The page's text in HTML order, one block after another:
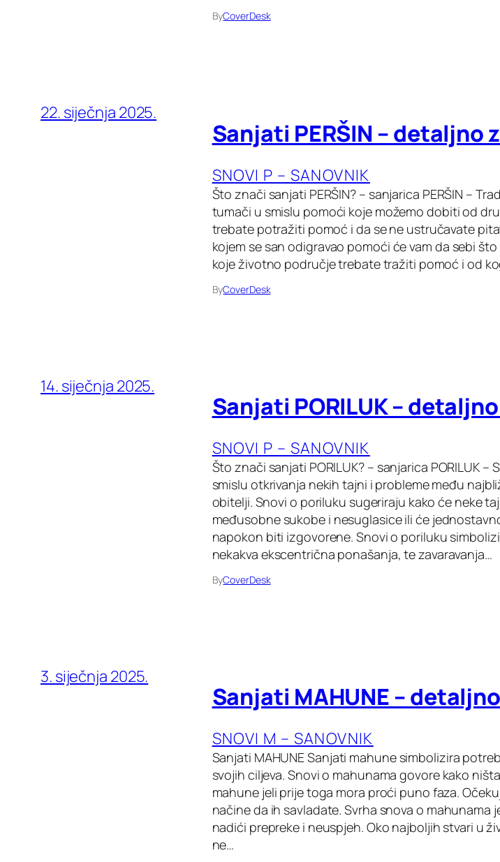
ByCoverDesk
22. siječnja 2025.
Sanjati PERŠIN – detaljno
SNOVI P – SANOVNIK
Što znači sanjati PERŠIN? – sanjarica PERŠIN –
tumači u smislu pomoći koje možemo dobiti od
trebate potražiti pomoć i da se ne ustručavate
kojem se san odigravao pomoći će vam da sebi
koje životno područje trebate tražiti pomoć i od
ByCoverDesk
14. siječnja 2025.
Sanjati PORILUK –
SNOVI P – SANOVNIK
Što znači sanjati PORILUK? – sanjarica PORILUK
smislu otkrivanja nekih tajni i probleme među
obitelji. Snovi o poriluku sugeriraju kako će neke
međusobne sukobe i nesuglasice ili će
napokon biti izgovorene. Snovi o poriluku
nekakva ekscentrična ponašanja, te zavaravanja…
ByCoverDesk
3. siječnja 2025.
Sanjati MAHUNE –
SNOVI M – SANOVNIK
Sanjati MAHUNE Sanjati mahune simbolizira
svojih ciljeva. Snovi o mahunama govore kako
mahune jeli prije toga mora proći puno faza.
načine da ih savladate. Svrha snova o
nadići prepreke i neuspjeh. Oko najboljih stvari u
ne…